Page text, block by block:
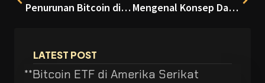
Penurunan Bitcoin di Siklus Ini Lebih Ringan, Tanda Pasar Semakin Matang Mengenal Konsep Dasar dan Potensi Pendapatan Pasif
LATEST POST
**Bitcoin ETF di Amerika Serikat